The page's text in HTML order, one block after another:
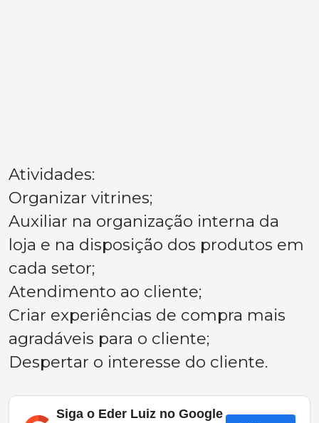
Atividades:
Organizar vitrines;
Auxiliar na organização interna da
loja e na disposição dos produtos em
cada setor;
Atendimento ao cliente;
Criar experiências de compra mais
agradáveis para o cliente;
Despertar o interesse do cliente.
Siga o Eder Luiz no Google